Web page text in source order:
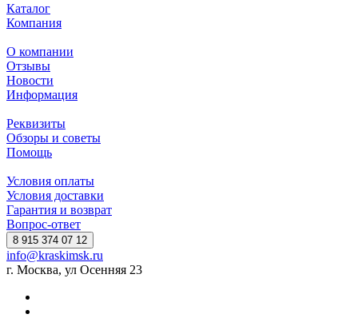
Каталог
Компания
О компании
Отзывы
Новости
Информация
Реквизиты
Обзоры и советы
Помощь
Условия оплаты
Условия доставки
Гарантия и возврат
Вопрос-ответ
8 915 374 07 12
info@kraskimsk.ru
г. Москва, ул Осенняя 23